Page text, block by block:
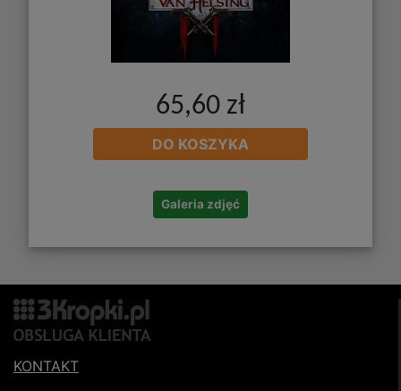
65,60 zł
DO KOSZYKA
Galeria zdjęć
KONTAKT